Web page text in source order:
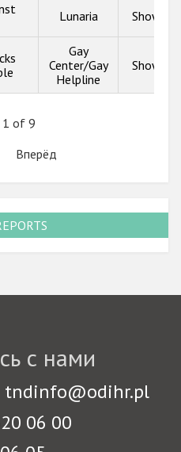
Lunaria Show
Gay
Center/Gay
Helpline
Show
1 of 9
Вперёд
с нами
tndinfo@odihr.pl
06 00